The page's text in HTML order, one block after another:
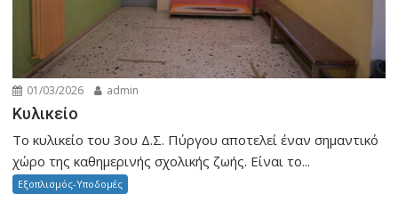
01/03/2026 admin
Κυλικείο
Το κυλικείο του 3ου Δ.Σ. Πύργου αποτελεί έναν σημαντικό
χώρο της καθημερινής σχολικής ζωής. Είναι το...
Εξοπλισμός-Υποδομές